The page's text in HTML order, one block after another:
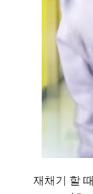
재채기 할